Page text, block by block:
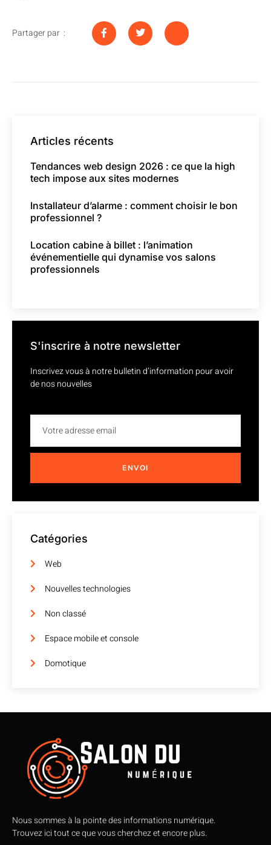
Partager par :
Articles récents
Tendances web design 2026 : ce que la high
tech impose aux sites modernes
Installateur d’alarme : comment choisir le bon
professionnel ?
Location cabine à billet : l’animation
événementielle qui dynamise vos salons
professionnels
S'inscrire à notre newsletter
Inscrivez vous à notre bulletin d’information pour avoir
de nos nouvelles
ENVOI
Catégories
Web
Nouvelles technologies
Non classé
Espace mobile et console
Domotique
Nous sommes à la pointe des informations numérique.
Trouvez ici tout ce que vous cherchez et encore plus.